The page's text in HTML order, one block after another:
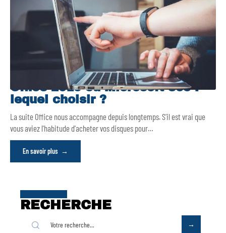
Office 2019 ou Microsoft 365 :
lequel choisir ?
La suite Office nous accompagne depuis longtemps. S'il est vrai que
vous aviez l'habitude d'acheter vos disques pour…
En savoir plus
RECHERCHE